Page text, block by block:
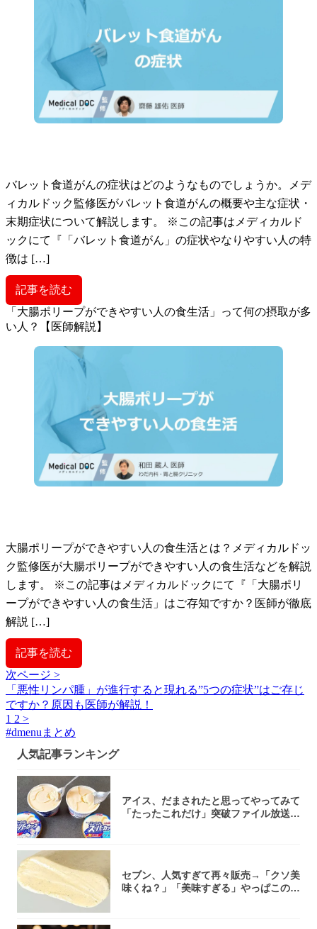
バレット食道がんの症状はどのようなものでしょうか。メデ
ィカルドック監修医がバレット食道がんの概要や主な症状・
末期症状について解説します。 ※この記事はメディカルド
ックにて『「バレット食道がん」の症状やなりやすい人の特
徴は […]
記事を読む
「大腸ポリープができやすい人の食生活」って何の摂取が多
い人？【医師解説】
大腸ポリープができやすい人の食生活とは？メディカルドッ
ク監修医が大腸ポリープができやすい人の食生活などを解説
します。 ※この記事はメディカルドックにて『「大腸ポリ
ープができやすい人の食生活」はご存知ですか？医師が徹底
解説 […]
記事を読む
次ページ >
「悪性リンパ腫」が進行すると現れる”5つの症状”はご存じ
ですか？原因も医師が解説！
1 2 >
#dmenuまとめ
人気記事ランキング
アイス、だまされたと思ってやってみて
「たったこれだけ」突破ファイル放送で
セブン、人気すぎて再々販売→「クソ美
味くね？」「美味すぎる」やっぱこのク